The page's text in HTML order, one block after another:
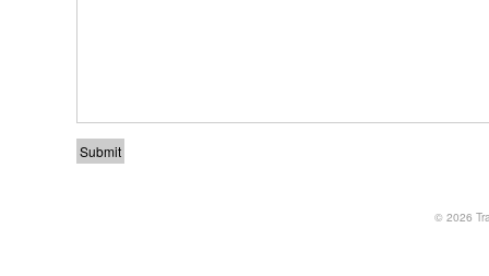
© 2026